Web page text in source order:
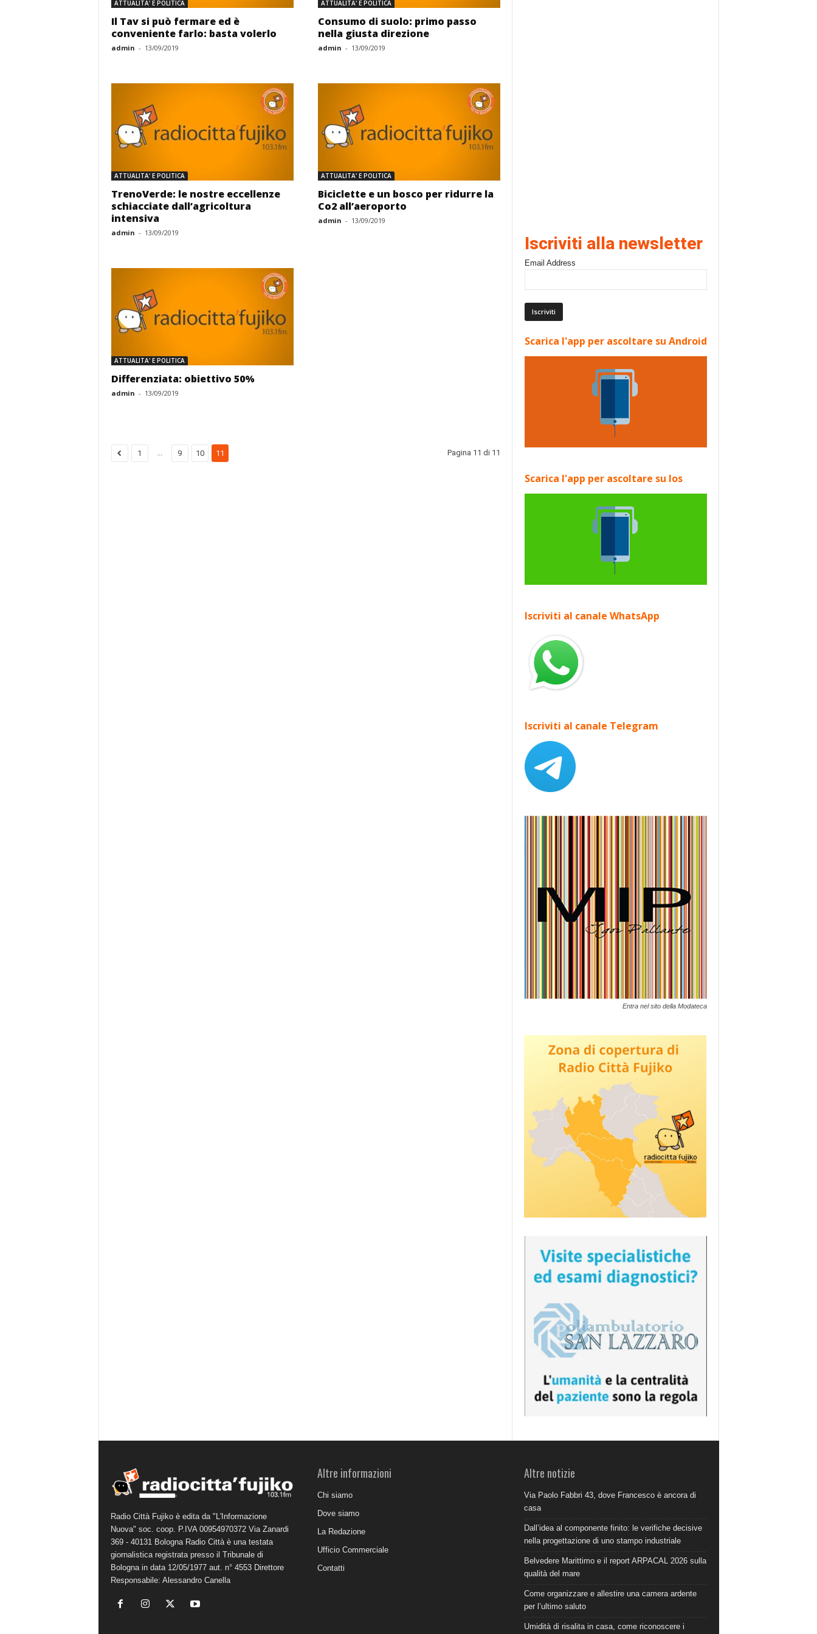
ATTUALITA' E POLITICA
Il Tav si può fermare ed è
conveniente farlo: basta volerlo
admin - 13/09/2019
ATTUALITA' E POLITICA
Consumo di suolo: primo passo
nella giusta direzione
admin - 13/09/2019
ATTUALITA' E POLITICA
TrenoVerde: le nostre eccellenze
schiacciate dall’agricoltura
intensiva
admin - 13/09/2019
ATTUALITA' E POLITICA
Biciclette e un bosco per ridurre la
Co2 all’aeroporto
admin - 13/09/2019
ATTUALITA' E POLITICA
Differenziata: obiettivo 50%
admin - 13/09/2019
1 ... 9 10 11 Pagina 11 di 11
Iscriviti alla newsletter
Email Address
Scarica l'app per ascoltare su Android
Scarica l'app per ascoltare su Ios
Iscriviti al canale WhatsApp
Iscriviti al canale Telegram
Entra nel sito della Modateca
Radio Città Fujiko è edita da "L'Informazione
Nuova" soc. coop. P.IVA 00954970372 Via Zanardi
369 - 40131 Bologna Radio Città è una testata
giornalistica registrata presso il Tribunale di
Bologna in data 12/05/1977 aut. n° 4553 Direttore
Responsabile: Alessandro Canella
Altre informazioni
Chi siamo
Dove siamo
La Redazione
Ufficio Commerciale
Contatti
Altre notizie
Via Paolo Fabbri 43, dove Francesco è ancora di
casa
Dall’idea al componente finito: le verifiche decisive
nella progettazione di uno stampo industriale
Belvedere Marittimo e il report ARPACAL 2026 sulla
qualità del mare
Come organizzare e allestire una camera ardente
per l’ultimo saluto
Umidità di risalita in casa, come riconoscere i